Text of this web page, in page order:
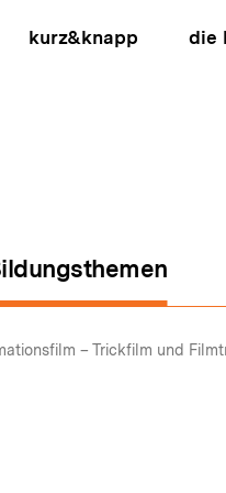
kurz&knapp die
– Trickfilm und